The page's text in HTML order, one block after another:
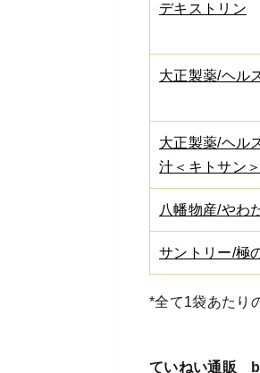
デキストリン
大正製薬/ヘル
大正製薬/ヘル
汁＜キトサン＞
八幡物産/やわ
サントリー/極
*全て1袋あたり
ていねい通販